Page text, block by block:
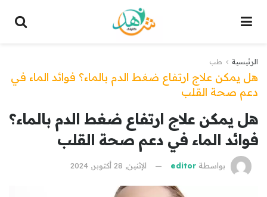
الرئيسية طب
هل يمكن علاج ارتفاع ضغط الدم بالماء؟
فوائد الماء في دعم صحة القلب
هل يمكن علاج ارتفاع ضغط الدم بالماء؟ فوائد الماء في
دعم صحة القلب
بواسطة editor الإثنين, 28 أكتوبر, 2024